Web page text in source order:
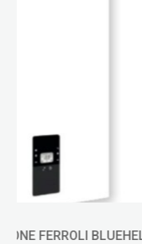
CALDAIA A